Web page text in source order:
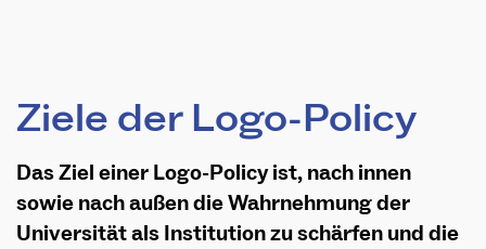
Ziele der Logo-Policy
Das Ziel einer Logo-Policy ist, nach innen
sowie nach außen die Wahrnehmung der
Universität als Institution zu schärfen und die